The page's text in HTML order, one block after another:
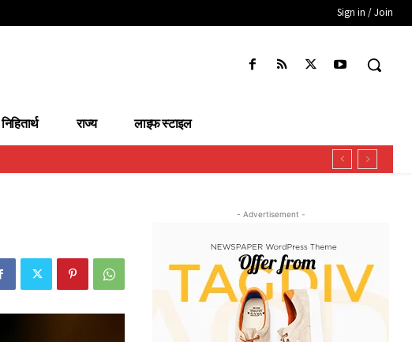
Sign in / Join
निहितार्थ राज्य लाइफ स्टाइल
- Advertisement -